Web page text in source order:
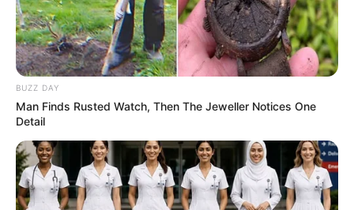
Fonte: Assessoria de Imprensa da Câmara
LEGISLATIVO 07/07/2026
Share FacebookWhatsAppTelegramMessenger
X
BUZZ DAY
Man Finds Rusted Watch, Then The Jeweller Notices One
Detail